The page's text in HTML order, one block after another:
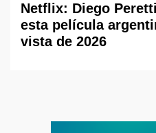
Netflix: Diego
esta película
vista de 2026